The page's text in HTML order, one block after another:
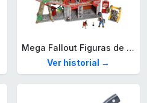
Mega Fallout Figuras de acción y Juguetes de construcción, Parada de Camiones Red Rocket con 824 Piezas, 2 Personajes articulados y Accesorios, para coleccionistas, HXT00
Ver historial →